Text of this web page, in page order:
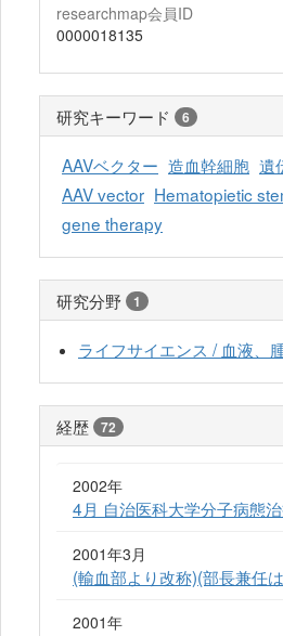
researchmap会員ID
0000018135
研究キーワード 6
AAVベクター 造血幹細胞 遺
AAV vector Hematopietic
gene therapy
研究分野 1
ライフサイエンス / 血液、
経歴 72
2002年
4月 自治医科大学分子病態
2001年3月
(輸血部より改称)(部長兼任
2001年